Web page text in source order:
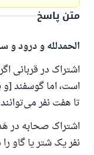
متن پاسخ
الحمدلله و درود و
اشتراک در قربانی
است، اما گوسفند [و
تا هفت نفر
اشتراک صحابه در
نفر یک شتر یا گاو